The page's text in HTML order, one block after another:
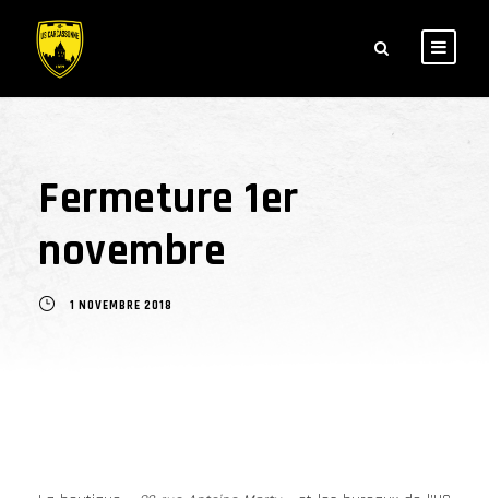
Fermeture 1er
novembre
1 NOVEMBRE 2018